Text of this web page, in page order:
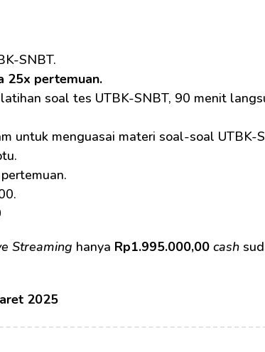
SNBT.
25x pertemuan.
latihan soal tes UTBK-SNBT, 90 menit
untuk menguasai materi soal-soal UTBK-
Streaming hanya Rp1.995.000,00 cash
2025